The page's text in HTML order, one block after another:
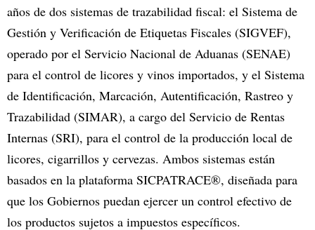
años de dos sistemas de trazabilidad fiscal: el Sistema de
Gestión y Verificación de Etiquetas Fiscales (SIGVEF),
operado por el Servicio Nacional de Aduanas (SENAE)
para el control de licores y vinos importados, y el Sistema
de Identificación, Marcación, Autentificación, Rastreo y
Trazabilidad (SIMAR), a cargo del Servicio de Rentas
Internas (SRI), para el control de la producción local de
licores, cigarrillos y cervezas. Ambos sistemas están
basados en la plataforma SICPATRACE®, diseñada para
que los Gobiernos puedan ejercer un control efectivo de
los productos sujetos a impuestos específicos.